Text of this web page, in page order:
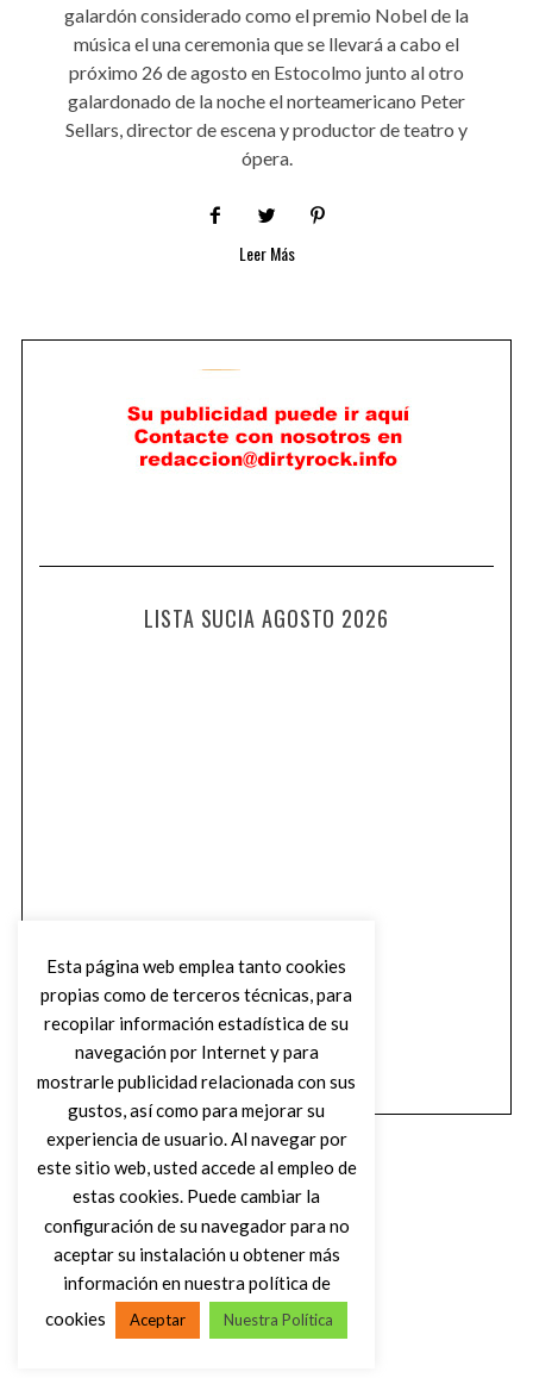
galardón considerado como el premio Nobel de la
música el una ceremonia que se llevará a cabo el
próximo 26 de agosto en Estocolmo junto al otro
galardonado de la noche el norteamericano Peter
Sellars, director de escena y productor de teatro y
ópera.
Leer Más
LISTA SUCIA AGOSTO 2026
VOLVER AL INICIO
Esta página web emplea tanto cookies
propias como de terceros técnicas, para
recopilar información estadística de su
navegación por Internet y para
mostrarle publicidad relacionada con sus
gustos, así como para mejorar su
experiencia de usuario. Al navegar por
este sitio web, usted accede al empleo de
estas cookies. Puede cambiar la
configuración de su navegador para no
aceptar su instalación u obtener más
información en nuestra política de
cookies
Aceptar Nuestra Política